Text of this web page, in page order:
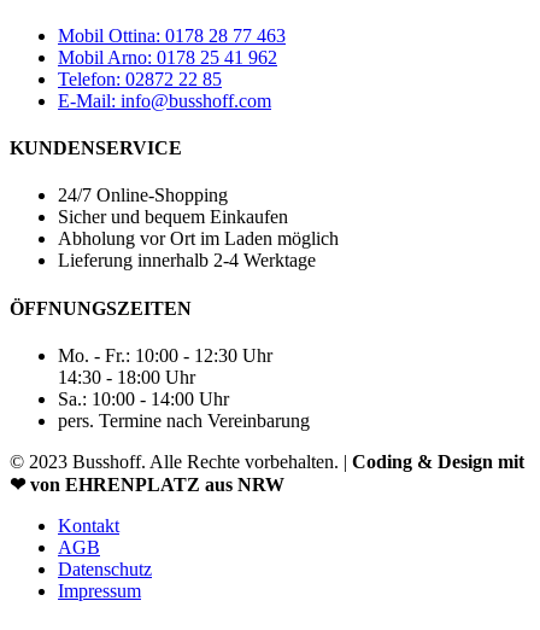
Mobil Ottina: 0178 28 77 463
Mobil Arno: 0178 25 41 962
Telefon: 02872 22 85
E-Mail: info@busshoff.com
KUNDENSERVICE
24/7 Online-Shopping
Sicher und bequem Einkaufen
Abholung vor Ort im Laden möglich
Lieferung innerhalb 2-4 Werktage
ÖFFNUNGSZEITEN
Mo. - Fr.: 10:00 - 12:30 Uhr
14:30 - 18:00 Uhr
Sa.: 10:00 - 14:00 Uhr
pers. Termine nach Vereinbarung
© 2023 Busshoff. Alle Rechte vorbehalten. | Coding & Design mit
❤ von EHRENPLATZ aus NRW
Kontakt
AGB
Datenschutz
Impressum